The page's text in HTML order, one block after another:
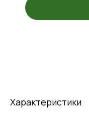
Характеристики